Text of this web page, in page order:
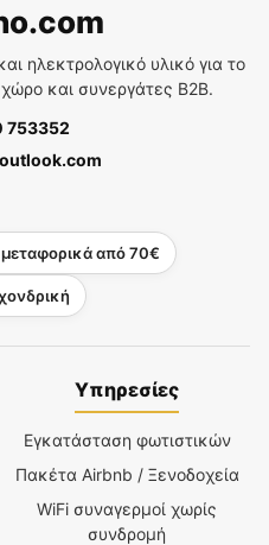
ηλεκτρολογικό υλικό για το
και συνεργάτες B2B.
από 70€
Υπηρεσίες
Εγκατάσταση φωτιστικών
Πακέτα Airbnb / Ξενοδοχεία
WiFi συναγερμοί χωρίς
συνδρομή